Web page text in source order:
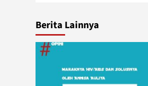
Berita Lainnya